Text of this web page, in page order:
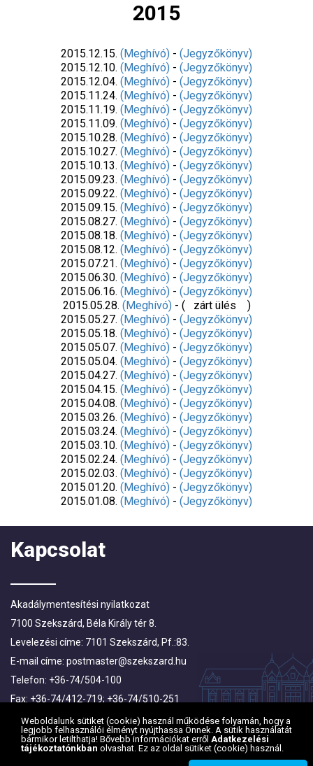
Weboldalunk sütiket (cookie) használ működése folyamán, hogy a
legjobb felhasználói élményt nyújthassa Önnek. A sütik használatát
bármikor letilthatja! Bővebb információkat erről Adatkezelési
tájékoztatónkban olvashat. Ez az oldal sütiket (cookie) használ.
2015
2015.12.15. (Meghívó) - (Jegyzőkönyv)
2015.12.10. (Meghívó) - (Jegyzőkönyv)
2015.12.04. (Meghívó) - (Jegyzőkönyv)
2015.11.24. (Meghívó) - (Jegyzőkönyv)
2015.11.19. (Meghívó) - (Jegyzőkönyv)
2015.11.09. (Meghívó) - (Jegyzőkönyv)
2015.10.28. (Meghívó) - (Jegyzőkönyv)
2015.10.27. (Meghívó) - (Jegyzőkönyv)
2015.10.13. (Meghívó) - (Jegyzőkönyv)
2015.09.23. (Meghívó) - (Jegyzőkönyv)
2015.09.22. (Meghívó) - (Jegyzőkönyv)
2015.09.15. (Meghívó) - (Jegyzőkönyv)
2015.08.27. (Meghívó) - (Jegyzőkönyv)
2015.08.18. (Meghívó) - (Jegyzőkönyv)
2015.08.12. (Meghívó) - (Jegyzőkönyv)
2015.07.21. (Meghívó) - (Jegyzőkönyv)
2015.06.30. (Meghívó) - (Jegyzőkönyv)
2015.06.16. (Meghívó) - (Jegyzőkönyv)
2015.05.28. (Meghívó)- ( zárt ülés )
2015.05.27. (Meghívó) - (Jegyzőkönyv)
2015.05.18. (Meghívó) - (Jegyzőkönyv)
2015.05.07. (Meghívó) - (Jegyzőkönyv)
2015.05.04. (Meghívó) - (Jegyzőkönyv)
2015.04.27. (Meghívó) - (Jegyzőkönyv)
2015.04.15. (Meghívó) - (Jegyzőkönyv)
2015.04.08. (Meghívó) - (Jegyzőkönyv)
2015.03.26. (Meghívó) - (Jegyzőkönyv)
2015.03.24. (Meghívó) - (Jegyzőkönyv)
2015.03.10. (Meghívó) - (Jegyzőkönyv)
2015.02.24. (Meghívó) - (Jegyzőkönyv)
2015.02.03. (Meghívó) - (Jegyzőkönyv)
2015.01.20. (Meghívó) - (Jegyzőkönyv)
2015.01.08. (Meghívó) - (Jegyzőkönyv)
Kapcsolat
Akadálymentesítési nyilatkozat
7100 Szekszárd, Béla Király tér 8.
Levelezési címe: 7101 Szekszárd, Pf.:83.
E-mail címe: postmaster@szekszard.hu
Telefon: +36-74/504-100
Fax: +36-74/412-719; +36-74/510-251